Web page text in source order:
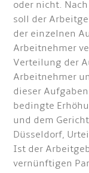
oder nicht.
soll der
der einzelnen
Arbeitnehmer
Verteilung der
Arbeitnehmer
dieser
bedingte
und dem
Düsseldorf,
Ist der
vernünftigen